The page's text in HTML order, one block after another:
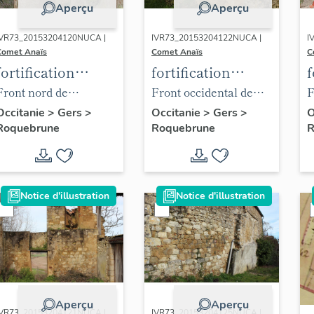
Aperçu
|
Anaïs
nord de
tour (non
en limite de
parcelle C 516), vue
l'ouest.
> Gers>
Aperçu
IVR73_20153204122NUCA |
Comet Anaïs
fortification
d'agglomération
Front occidental de
l'enceinte (parcelle C
99), vue depuis le sud-
Occitanie > Gers>
Roquebrune
Notice d'illustration
Aperçu
Notice d'illustration
Aperçu